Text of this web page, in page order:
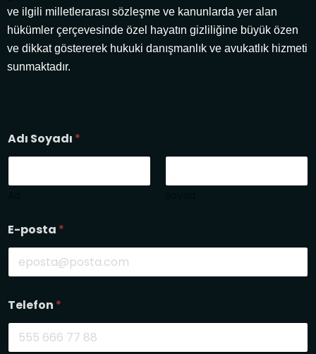
ve ilgili milletlerarası sözleşme ve kanunlarda yer alan
hükümler çerçevesinde özel hayatın gizliliğine büyük özen
ve dikkat göstererek hukuki danışmanlık ve avukatlık hizmeti
sunmaktadır.
Adı Soyadı *
o
y
d
v
e
y
E-posta *
Telefon *